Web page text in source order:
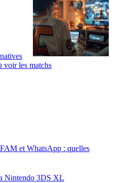
voir les matchs
et WhatsApp : quelles
Nintendo 3DS XL